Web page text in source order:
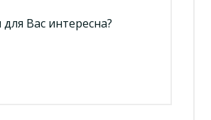
Вас интересна?